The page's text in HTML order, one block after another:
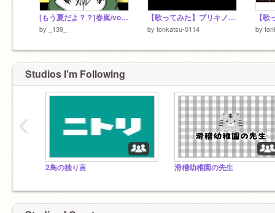
[もう夏だよ？？]春嵐/vocal：茄子野 歌ってみた
by _139_
【歌ってみた】ブリキノダンス
by tonkatsu-0114 by
Studios I'm Following
2鳥の独り言 滑稽幼稚園の先生
‹